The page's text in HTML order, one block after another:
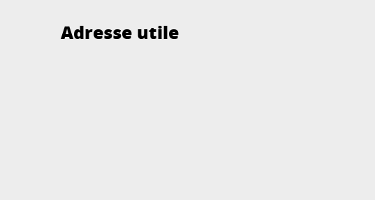
Adresse utile